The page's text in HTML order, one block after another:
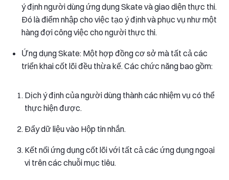
ý định người dùng ứng dụng Skate và giao diện thực thi.
Đó là điểm nhập cho việc tạo ý định và phục vụ như một
hàng đợi công việc cho người thực thi.
Ứng dụng Skate: Một hợp đồng cơ sở mà tất cả các
triển khai cốt lõi đều thừa kế. Các chức năng bao gồm:
Dịch ý định của người dùng thành các nhiệm vụ có thể
thực hiện được.
Đẩy dữ liệu vào Hộp tin nhắn.
Kết nối ứng dụng cốt lõi với tất cả các ứng dụng ngoại
vi trên các chuỗi mục tiêu.